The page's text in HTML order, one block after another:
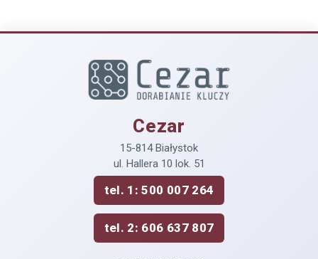
Cezar
15-814 Białystok
ul. Hallera 10 lok. 51
tel. 1: 500 007 264
tel. 2: 606 637 807